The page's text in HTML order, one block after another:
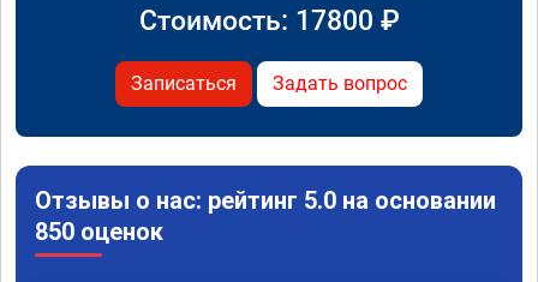
Стоимость: 17800 ₽
Записаться Задать вопрос
Отзывы о нас: рейтинг 5.0 на основании
850 оценок